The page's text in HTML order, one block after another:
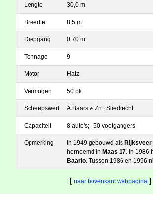
Lengte 30,0 m
Breedte 8,5 m
Diepgang 0.70 m
Tonnage 9
Motor Hatz
Vermogen 50 pk
Scheepswerf A.Baars & Zn., Sliedrecht
Capaciteit 8 auto's; 50 voetgangers
Opmerking In 1949 gebouwd als Rijksveer
hernoemd in Maas 17. In 1986
Baarlo. Tussen 1986 en 1996
[ naar bovenkant webpagina ]